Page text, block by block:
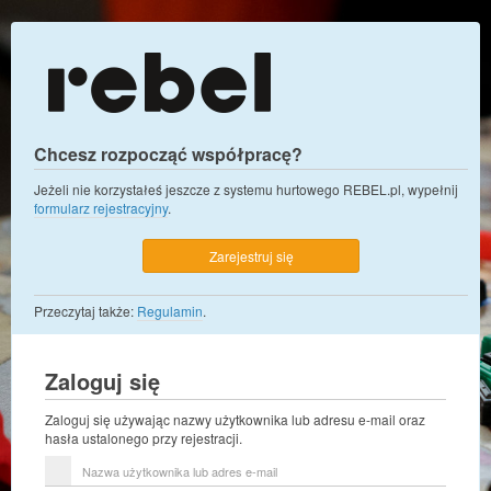
Chcesz rozpocząć współpracę?
Jeżeli nie korzystałeś jeszcze z systemu hurtowego REBEL.pl, wypełnij
formularz rejestracyjny.
Zarejestruj się
Przeczytaj także: Regulamin.
Zaloguj się
Zaloguj się używając nazwy użytkownika lub adresu e-mail oraz
hasła ustalonego przy rejestracji.
użytkownika